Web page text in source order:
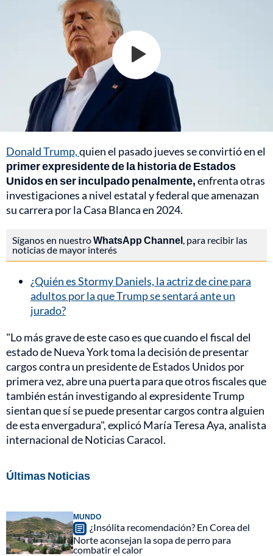
Donald Trump,quien el pasado jueves se convirtió en el
primer expresidente de la historia de Estados
Unidos en ser inculpado penalmente,enfrenta otras
investigaciones a nivel estatal y federal que amenazan
su carrera por la Casa Blanca en 2024.
Síganos en nuestroWhatsApp Channel , para recibir las
noticias de mayor interés
¿Quién es Stormy Daniels, la actriz de cine para
adultos por la que Trump se sentará ante un
jurado?
"Lo más grave de este caso es que cuando el fiscal del
estado de Nueva York toma la decisión de presentar
cargos contra un presidente de Estados Unidos por
primera vez, abre una puerta para que otros fiscales que
también están investigando al expresidente Trump
sientan que sí se puede presentar cargos contra alguien
de esta envergadura", explicó María Teresa Aya, analista
internacional de Noticias Caracol.
Últimas Noticias
MUNDO
¿Insólita recomendación? En Corea del
Norte aconsejan la sopa de perro para
combatir el calor